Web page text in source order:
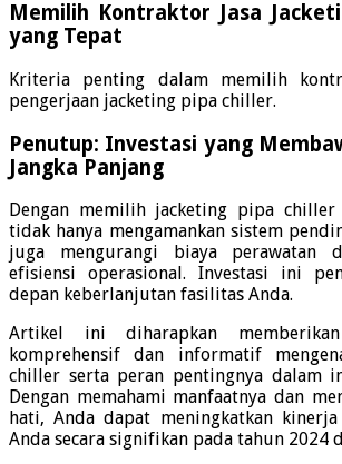
Memilih Kontraktor Jasa
yang Tepat
Kriteria penting dalam memilih
pengerjaan jacketing pipa chiller.
Penutup: Investasi yang
Jangka Panjang
Dengan memilih jacketing pipa
tidak hanya mengamankan sistem
juga mengurangi biaya perawatan
efisiensi operasional. Investasi ini
depan keberlanjutan fasilitas Anda.
Artikel ini diharapkan
komprehensif dan informatif
chiller serta peran pentingnya dalam
Dengan memahami manfaatnya dan
hati, Anda dapat meningkatkan
Anda secara signifikan pada tahun 2024